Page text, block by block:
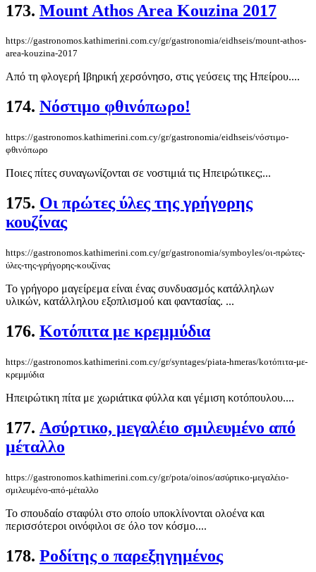
173. Mount Athos Area Kouzina 2017
https://gastronomos.kathimerini.com.cy/gr/gastronomia/eidhseis/mount-athos-
area-kouzina-2017
Από τη φλογερή Ιβηρική χερσόνησο, στις γεύσεις της Ηπείρου....
174. Νόστιμο φθινόπωρο!
https://gastronomos.kathimerini.com.cy/gr/gastronomia/eidhseis/νόστιμο-
φθινόπωρο
Ποιες πίτες συναγωνίζονται σε νοστιμιά τις Ηπειρώτικες;...
175. Οι πρώτες ύλες της γρήγορης
κουζίνας
https://gastronomos.kathimerini.com.cy/gr/gastronomia/symboyles/οι-πρώτες-
ύλες-της-γρήγορης-κουζίνας
Το γρήγορο μαγείρεμα είναι ένας συνδυασμός κατάλληλων
υλικών, κατάλληλου εξοπλισμού και φαντασίας. ...
176. Koτόπιτα με κρεμμύδια
https://gastronomos.kathimerini.com.cy/gr/syntages/piata-hmeras/koτόπιτα-με-
κρεμμύδια
Ηπειρώτικη πίτα με χωριάτικα φύλλα και γέμιση κοτόπουλου....
177. Ασύρτικο, μεγαλέιο σμιλευμένο από
μέταλλο
https://gastronomos.kathimerini.com.cy/gr/pota/oinos/ασύρτικο-μεγαλέιο-
σμιλευμένο-από-μέταλλο
Το σπουδαίο σταφύλι στο οποίο υποκλίνονται ολοένα και
περισσότεροι οινόφιλοι σε όλο τον κόσμο....
178. Ροδίτης ο παρεξηγημένος